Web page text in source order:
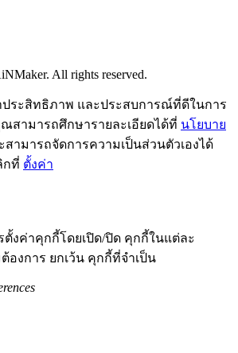
All rights reserved.
ประสิทธิภาพ และประสบการณ์ที่ดีในการ
สามารถศึกษารายละเอียดได้ที่ นโยบาย
สามารถจัดการความเป็นส่วนตัวเองได้
กที่ ตั้งค่า
งค่าคุกกี้โดยเปิด/ปิด คุกกี้ในแต่ละ
องการ ยกเว้น คุกกี้ที่จำเป็น